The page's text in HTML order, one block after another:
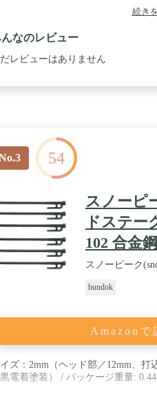
:アルミ合金 / 重 量(約)/2.2kg / 組
レーション・フロアメッシュ・
ジッパーでフルクローズ / セッ
、メインポールx1・付属品/ペグ
続き
なのレビュー
レビューはありません
54
スノーピ
ドステー
102 合金
スノーピーク
bundok
Amazonで
ズ：2mm（ヘッド部／12mm、打
電着塗装） / パッケージ重量: